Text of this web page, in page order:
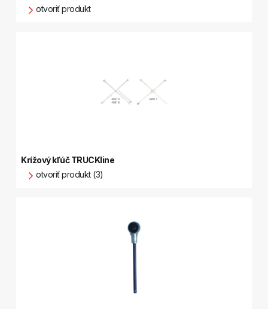
otvoriť produkt
Krížový kľúč TRUCKline
otvoriť produkt (3)